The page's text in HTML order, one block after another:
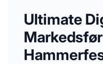
Ultimate